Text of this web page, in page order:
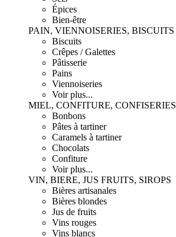
Épices
Bien-être
PAIN, VIENNOISERIES, BISCUITS
Biscuits
Crêpes / Galettes
Pâtisserie
Pains
Viennoiseries
Voir plus...
MIEL, CONFITURE, CONFISERIES
Bonbons
Pâtes à tartiner
Caramels à tartiner
Chocolats
Confiture
Voir plus...
VIN, BIERE, JUS FRUITS, SIROPS
Bières artisanales
Bières blondes
Jus de fruits
Vins rouges
Vins blancs